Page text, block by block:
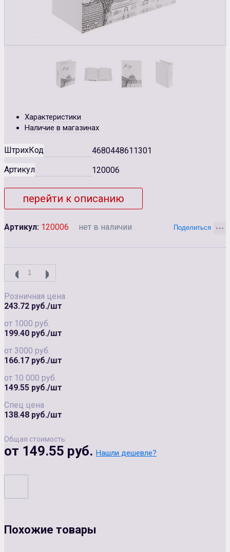
Характеристики
Наличие в магазинах
ШтрихКод
4680448611301
Артикул
120006
перейти к описанию
Артикул: 120006 нет в наличии
Розничная цена
243.72 руб./шт
от 1000 руб.
199.40 руб./шт
от 3000 руб.
166.17 руб./шт
от 10 000 руб.
149.55 руб./шт
Спец цена
138.48 руб./шт
Общая стоимость:
от 149.55 руб. Нашли дешевле?
Похожие товары